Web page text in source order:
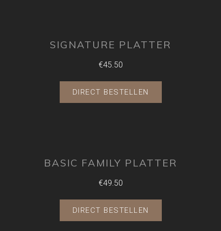
SIGNATURE PLATTER
€45.50
DIRECT BESTELLEN
BASIC FAMILY PLATTER
€49.50
DIRECT BESTELLEN